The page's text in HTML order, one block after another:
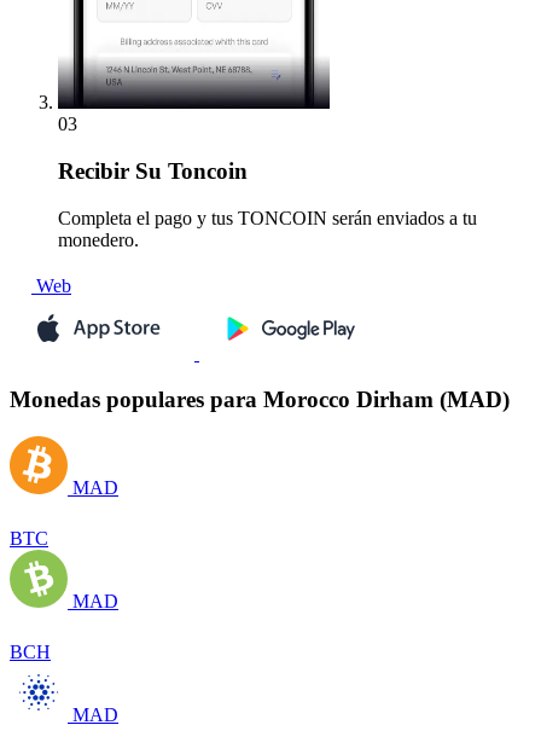
03
Recibir Su Toncoin
Completa el pago y tus TONCOIN serán enviados a tu
monedero.
Web
Monedas populares para Morocco Dirham (MAD)
MAD
BTC
MAD
BCH
MAD